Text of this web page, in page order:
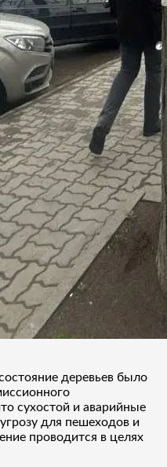
деревьев было
сухостой и аварийные
для пешеходов и
проводится в целях